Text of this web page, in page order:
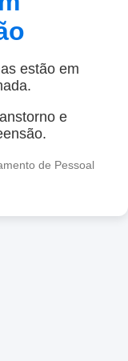
estão em
e
de Pessoal